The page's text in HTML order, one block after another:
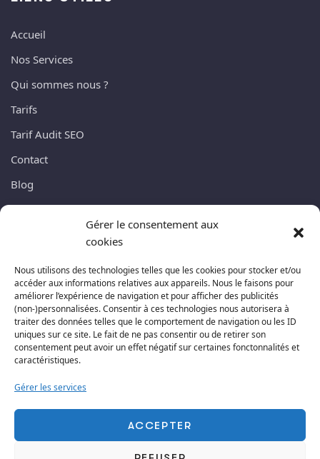
Gérer le consentement aux
cookies
Nous utilisons des technologies telles que les cookies pour stocker et/ou
accéder aux informations relatives aux appareils. Nous le faisons pour
améliorer l’expérience de navigation et pour afficher des publicités
(non-)personnalisées. Consentir à ces technologies nous autorisera à
traiter des données telles que le comportement de navigation ou les ID
uniques sur ce site. Le fait de ne pas consentir ou de retirer son
consentement peut avoir un effet négatif sur certaines fonctonnalités et
caractéristiques.
Gérer les services
ACCEPTER
Accueil
Nos Services
Qui sommes nous ?
Tarifs
Tarif Audit SEO
Contact
Blog
NEWSLETTER
Abonnez-vous à ma lettre newsletter, nous ne vous
enverrons pas de spams. Promis !